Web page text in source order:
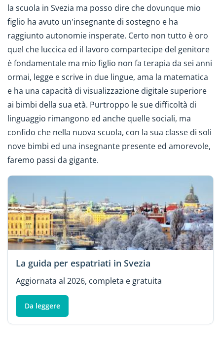
la scuola in Svezia ma posso dire che dovunque mio
figlio ha avuto un'insegnante di sostegno e ha
raggiunto autonomie insperate. Certo non tutto è oro
quel che luccica ed il lavoro compartecipe del genitore
è fondamentale ma mio figlio non fa terapia da sei anni
ormai, legge e scrive in due lingue, ama la matematica
e ha una capacità di visualizzazione digitale superiore
ai bimbi della sua età. Purtroppo le sue difficoltà di
linguaggio rimangono ed anche quelle sociali, ma
confido che nella nuova scuola, con la sua classe di soli
nove bimbi ed una insegnante presente ed amorevole,
faremo passi da gigante.
La guida per espatriati in Svezia
Aggiornata al 2026, completa e gratuita
Da leggere